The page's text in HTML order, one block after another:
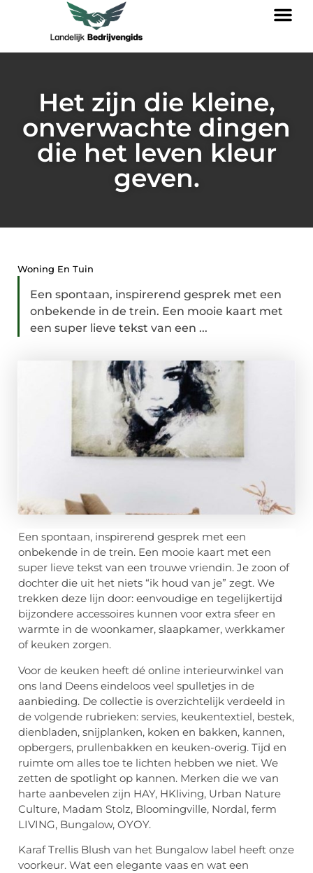
Het zijn die kleine,
onverwachte dingen
die het leven kleur
geven.
Woning En Tuin
Een spontaan, inspirerend gesprek met een
onbekende in de trein. Een mooie kaart met
een super lieve tekst van een ...
Een spontaan, inspirerend gesprek met een
onbekende in de trein. Een mooie kaart met een
super lieve tekst van een trouwe vriendin. Je zoon of
dochter die uit het niets “ik houd van je” zegt. We
trekken deze lijn door: eenvoudige en tegelijkertijd
bijzondere accessoires kunnen voor extra sfeer en
warmte in de woonkamer, slaapkamer, werkkamer
of keuken zorgen.
Voor de keuken heeft dé online interieurwinkel van
ons land Deens eindeloos veel spulletjes in de
aanbieding. De collectie is overzichtelijk verdeeld in
de volgende rubrieken: servies, keukentextiel, bestek,
dienbladen, snijplanken, koken en bakken, kannen,
opbergers, prullenbakken en keuken-overig. Tijd en
ruimte om alles toe te lichten hebben we niet. We
zetten de spotlight op kannen. Merken die we van
harte aanbevelen zijn HAY, HKliving, Urban Nature
Culture, Madam Stolz, Bloomingville, Nordal, ferm
LIVING, Bungalow, OYOY.
Karaf Trellis Blush van het Bungalow label heeft onze
voorkeur. Wat een elegante vaas en wat een